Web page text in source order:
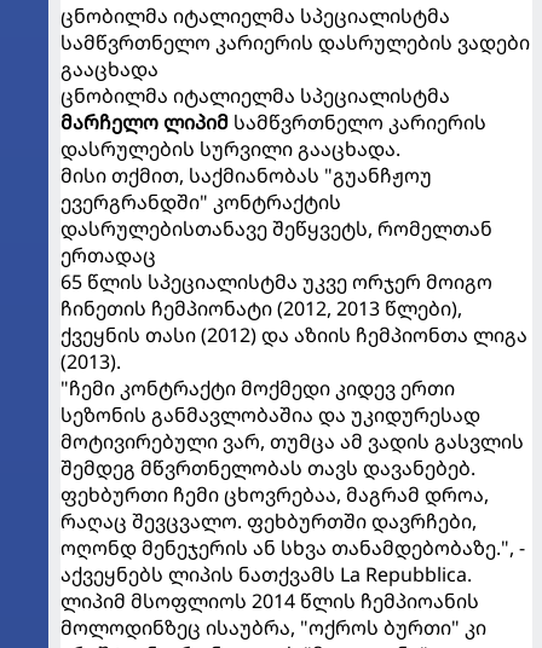
ცნობილმა იტალიელმა სპეციალისტმა
სამწვრთნელო კარიერის დასრულების ვადები
გააცხადა
ცნობილმა იტალიელმა სპეციალისტმა
მარჩელო ლიპიმ სამწვრთნელო კარიერის
დასრულების სურვილი გააცხადა.
მისი თქმით, საქმიანობას "გუანჩჟოუ
ევერგრანდში" კონტრაქტის
დასრულებისთანავე შეწყვეტს, რომელთან
ერთადაც
65 წლის სპეციალისტმა უკვე ორჯერ მოიგო
ჩინეთის ჩემპიონატი (2012, 2013 წლები),
ქვეყნის თასი (2012) და აზიის ჩემპიონთა ლიგა
(2013).
"ჩემი კონტრაქტი მოქმედი კიდევ ერთი
სეზონის განმავლობაშია და უკიდურესად
მოტივირებული ვარ, თუმცა ამ ვადის გასვლის
შემდეგ მწვრთნელობას თავს დავანებებ.
ფეხბურთი ჩემი ცხოვრებაა, მაგრამ დროა,
რაღაც შევცვალო. ფეხბურთში დავრჩები,
ოღონდ მენეჯერის ან სხვა თანამდებობაზე.", -
აქვეყნებს ლიპის ნათქვამს La Repubblica.
ლიპიმ მსოფლიოს 2014 წლის ჩემპიოანის
მოლოდინზეც ისაუბრა, "ოქროს ბურთი" კი